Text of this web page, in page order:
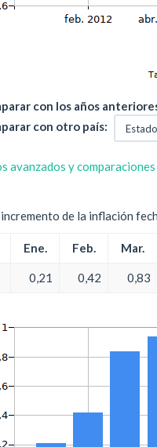
con los años
con otro país:
avanzados y comparaciones
de la inflación
Ene. Feb. Mar.
0,21 0,42 0,83